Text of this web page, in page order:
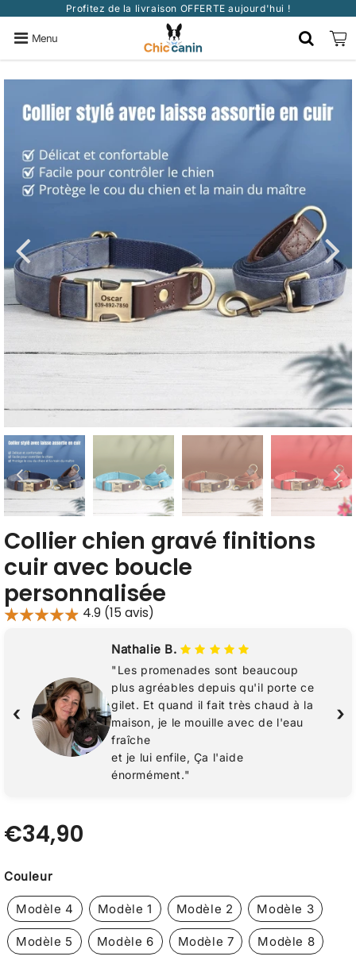
Profitez de la livraison OFFERTE aujourd'hui !
Menu
Collier chien gravé finitions
cuir avec boucle
personnalisée
4.9 (15 avis)
‹ ›
Nathalie B.
"Les promenades sont beaucoup
plus agréables depuis qu'il porte ce
gilet. Et quand il fait très chaud à la
maison, je le mouille avec de l'eau
fraîche
et je lui enfile, Ça l'aide
énormément."
€34,90
price
Couleur
Modèle 4 Modèle 1 Modèle 2 Modèle 3
Modèle 5 Modèle 6 Modèle 7 Modèle 8